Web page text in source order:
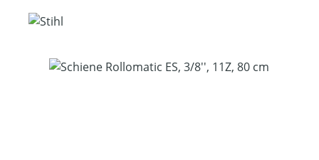
Bildergalerie überspringen